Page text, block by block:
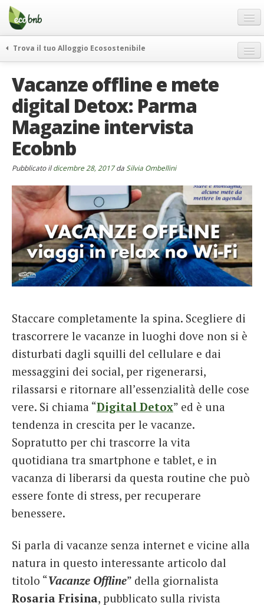
Menu
Salta
contenuto
Offerte Speciali
Regali
FAQ
Chi Siamo
Partner
Contatti
Italiano
German
English
Spanish
French
Trova il tuo Alloggio Ecosostenibile
itinerari
curiosità
vivere e viaggiare verde
news ed eventi
ecohotel
Vacanze offline e mete
digital Detox: Parma
Magazine intervista
Ecobnb
Pubblicato ildicembre 28, 2017da Silvia Ombellini
Staccare completamente la spina. Scegliere di
trascorrere le vacanze in luoghi dove non si è
disturbati dagli squilli del cellulare e dai
messaggini dei social, per rigenerarsi,
rilassarsi e ritornare all’essenzialità delle cose
vere. Si chiama “Digital Detox” ed è una
tendenza in crescita per le vacanze.
Sopratutto per chi trascorre la vita
quotidiana tra smartphone e tablet, e in
vacanza di liberarsi da questa routine che può
essere fonte di stress, per recuperare
benessere.
Si parla di vacanze senza internet e vicine alla
natura in questo interessante articolo dal
titolo “Vacanze Offline” della giornalista
Rosaria Frisina, pubblicato sulla rivista